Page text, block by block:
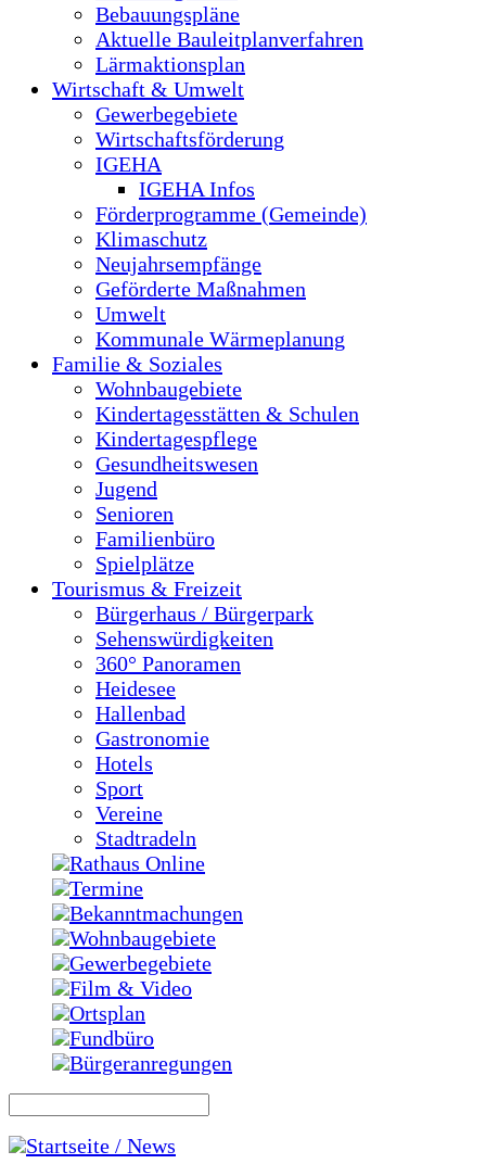
Bebauungspläne
Aktuelle Bauleitplanverfahren
Lärmaktionsplan
Wirtschaft & Umwelt
Gewerbegebiete
Wirtschaftsförderung
IGEHA
IGEHA Infos
Förderprogramme (Gemeinde)
Klimaschutz
Neujahrsempfänge
Geförderte Maßnahmen
Umwelt
Kommunale Wärmeplanung
Familie & Soziales
Wohnbaugebiete
Kindertagesstätten & Schulen
Kindertagespflege
Gesundheitswesen
Jugend
Senioren
Familienbüro
Spielplätze
Tourismus & Freizeit
Bürgerhaus / Bürgerpark
Sehenswürdigkeiten
360° Panoramen
Heidesee
Hallenbad
Gastronomie
Hotels
Sport
Vereine
Stadtradeln
Rathaus Online
Termine
Bekanntmachungen
Wohnbaugebiete
Gewerbegebiete
Film & Video
Ortsplan
Fundbüro
Bürgeranregungen
Startseite / News